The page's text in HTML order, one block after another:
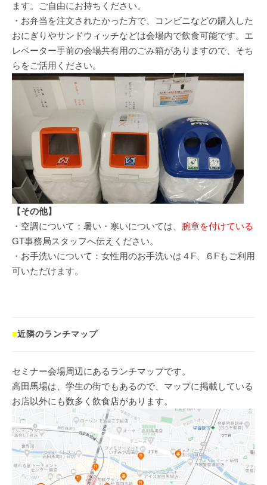
ます。ご自由にお持ちください。
・お弁当を注文されたかった方で、コンビニなどの購入した
おにぎりやサンドウィッチなどは会場内で飲食可能です。エ
レベーター手前の会場共有用のごみ箱がありますので、そち
らをご活用ください。
【その他】
・空調について：暑い・寒いについては、 腕章を付けている
GT事務局スタッフへ伝えください。
・お手洗いについて：女性用のお手洗いは４F、６Fもご利用
可いただけます。
■近隣のランチマップ
セミナー会場周辺にあるランチマップです。
高田馬場は、学生の街でもあるので、マップに掲載している
お店以外にも数多く飲食店があります。